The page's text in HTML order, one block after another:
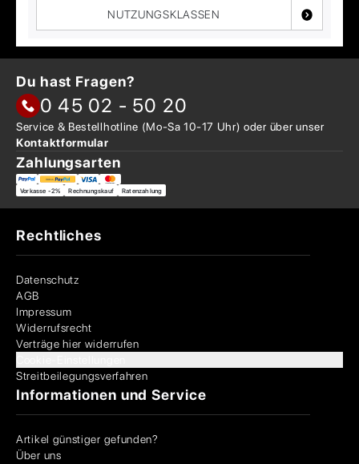
NUTZUNGSKLASSEN
Du hast Fragen?
0 45 02 - 50 20
Service & Bestellhotline (Mo-Sa 10-17 Uhr) oder überunser
Kontaktformular
Zahlungsarten
Vorkasse -2% Rechnungskauf Ratenzahlung
Rechtliches
Datenschutz
AGB
Impressum
Widerrufsrecht
Verträge hier widerrufen
Streitbeilegungsverfahren
Informationen und Service
Artikel günstiger gefunden?
Über uns